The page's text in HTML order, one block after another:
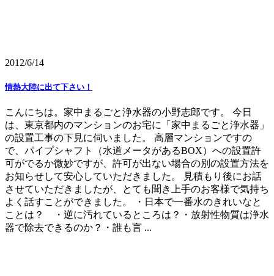
2012/6/14
情熱大陸に出て下さい！
こんにちは。家中まるごと浄水器の小野志郎です。 今日
は、東京都内のマンションのお宅に「家中まるごと浄水器」
の設置工事の下見に伺いました。 高層マンションですの
で、パイプシャフト（水道メータがあるBOX）への設置許
可がでるか微妙ですが、許可が出ない場合の別の設置方法を
お知らせして安心していただきました。 見積もり後にお話
させていただきましたが、とても聞き上手のお客様で気持ち
よく話すことができました。 ・日本で一番水のきれいなと
ことは？ ・逆に汚れているところは？・放射性物質は浄水
器で除去できるのか？・誰も言 ...